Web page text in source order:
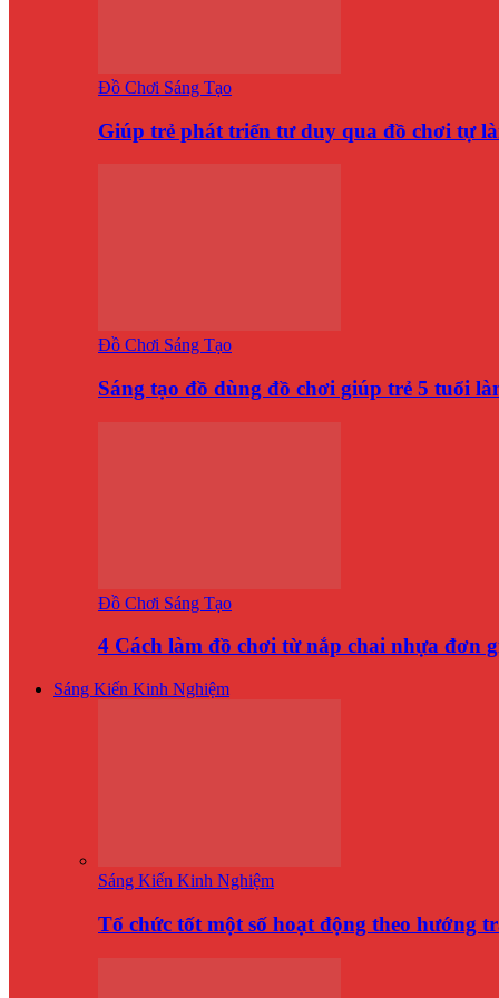
Đồ Chơi Sáng Tạo
Giúp trẻ phát triển tư duy qua đồ chơi tự
Đồ Chơi Sáng Tạo
Sáng tạo đồ dùng đồ chơi giúp trẻ 5 tuổi
Đồ Chơi Sáng Tạo
4 Cách làm đồ chơi từ nắp chai nhựa đơn
Sáng Kiến Kinh Nghiệm
Sáng Kiến Kinh Nghiệm
Tổ chức tốt một số hoạt động theo hướng